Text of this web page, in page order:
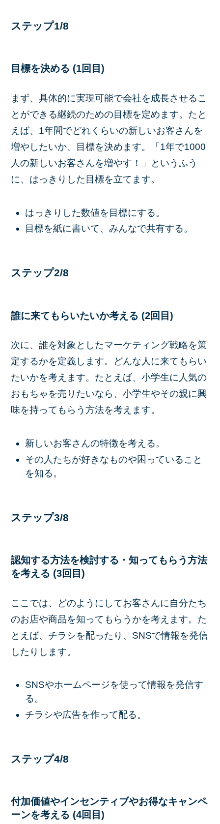
ステップ1/8
目標を決める (1回目)
まず、具体的に実現可能で会社を成長させるこ
とができる継続のための目標を定めます。たと
えば、1年間でどれくらいの新しいお客さんを
増やしたいか、目標を決めます。「1年で1000
人の新しいお客さんを増やす！」というふう
に、はっきりした目標を立てます。
はっきりした数値を目標にする。
目標を紙に書いて、みんなで共有する。
ステップ2/8
誰に来てもらいたいか考える (2回目)
次に、誰を対象としたマーケティング戦略を策
定するかを定義します。どんな人に来てもらい
たいかを考えます。たとえば、小学生に人気の
おもちゃを売りたいなら、小学生やその親に興
味を持ってもらう方法を考えます。
新しいお客さんの特徴を考える。
その人たちが好きなものや困っていること
を知る。
ステップ3/8
認知する方法を検討する・知ってもらう方法
を考える (3回目)
ここでは、どのようにしてお客さんに自分たち
のお店や商品を知ってもらうかを考えます。た
とえば、チラシを配ったり、SNSで情報を発信
したりします。
SNSやホームページを使って情報を発信す
る。
チラシや広告を作って配る。
ステップ4/8
付加価値やインセンティブやお得なキャンペ
ーンを考える (4回目)